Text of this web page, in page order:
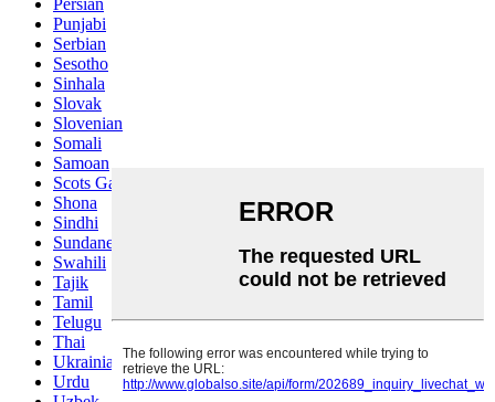
Punjabi
Serbian
Sesotho
Sinhala
Slovak
Slovenian
Somali
Samoan
Scots Gaelic
Shona
Sindhi
Sundanese
Swahili
Tajik
Tamil
Telugu
Thai
Ukrainian
Urdu